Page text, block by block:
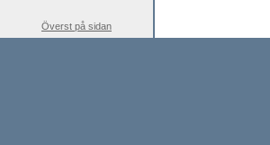
Överst på sidan